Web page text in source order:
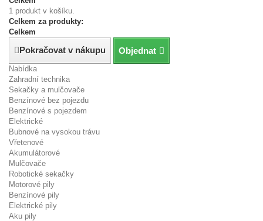
1 produkt v košíku.
Celkem za produkty:
Celkem
Pokračovat v nákupu Objednat
Nabídka
Zahradní technika
Sekačky a mulčovače
Benzínové bez pojezdu
Benzínové s pojezdem
Elektrické
Bubnové na vysokou trávu
Vřetenové
Akumulátorové
Mulčovače
Robotické sekačky
Motorové pily
Benzínové pily
Elektrické pily
Aku pily